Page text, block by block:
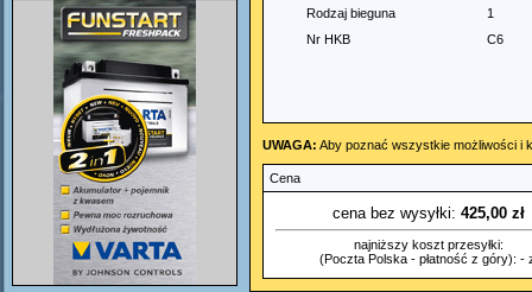
Rodzaj bieguna
1
Nr HKB
C6
UWAGA: Aby poznać wszystkie możliwości i
Cena
cena bez wysyłki: 425,00 zł
najniższy koszt przesyłki:
(Poczta Polska - płatność z góry): -